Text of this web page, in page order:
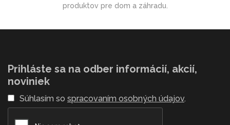
produktov pre dom a záhradu.
Prihláste sa na odber informácií, akcií,
noviniek
Súhlasím so spracovaním osobných údajov.